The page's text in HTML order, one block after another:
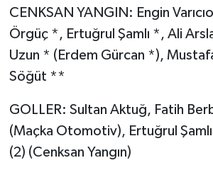
CENKSAN YANGIN: Engin
Örgüç *, Ertuğrul Şamlı *, Ali
Uzun * (Erdem Gürcan *),
Söğüt **
GOLLER: Sultan Aktuğ, Fatih
(Maçka Otomotiv), Ertuğrul
(2) (Cenksan Yangın)